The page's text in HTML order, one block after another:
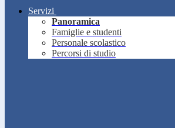
Servizi
Panoramica
Famiglie e studenti
Personale scolastico
Percorsi di studio